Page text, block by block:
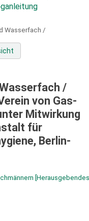
Wasserfach /
/
von Gas-
Mitwirkung
für
Berlin-
[Herausgebendes